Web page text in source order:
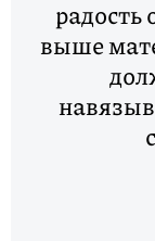
радость
выше